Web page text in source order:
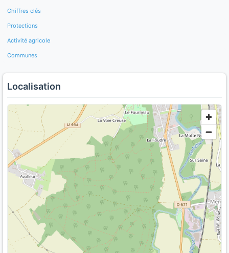
Chiffres clés
Protections
Activité agricole
Communes
Localisation